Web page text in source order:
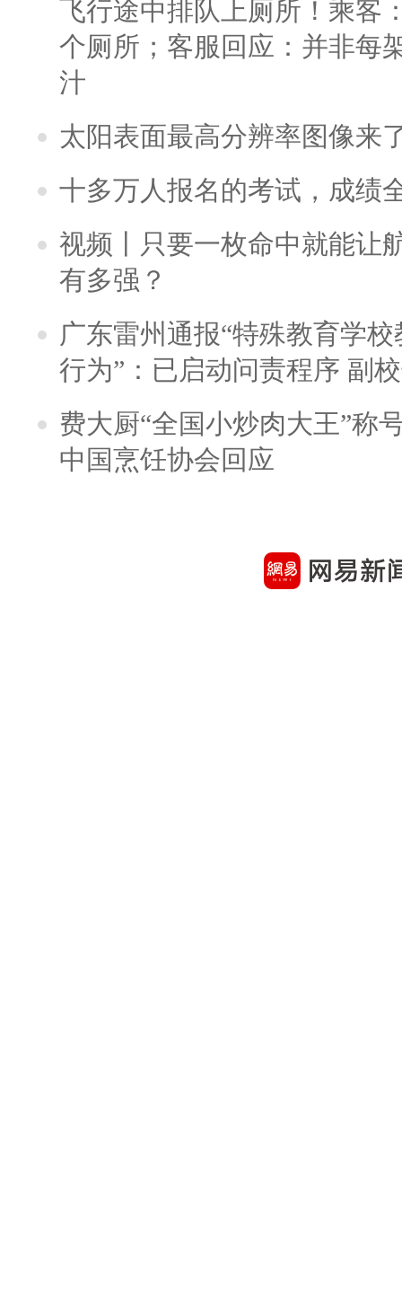
飞行途中排队上厕所！乘客
个厕所；客服回应：并非每
汁
太阳表面最高分辨率图像来
十多万人报名的考试，成绩
视频丨只要一枚命中就能让
有多强？
广东雷州通报“特殊教育学
行为”：已启动问责程序 副
费大厨“全国小炒肉大王”称
中国烹饪协会回应